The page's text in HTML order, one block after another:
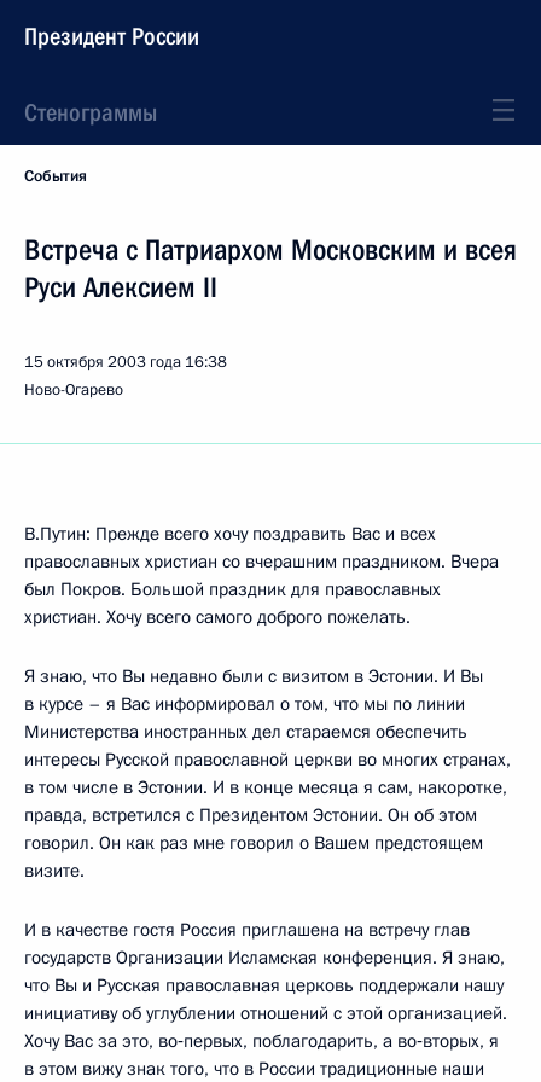
Президент России
Стенограммы
События
Встреча с Патриархом Московским и всея
Руси Алексием II
15 октября 2003 года 16:38
Ново-Огарево
В.Путин: Прежде всего хочу поздравить Вас и всех
православных христиан со вчерашним праздником. Вчера
был Покров. Большой праздник для православных
христиан. Хочу всего самого доброго пожелать.
Я знаю, что Вы недавно были с визитом в Эстонии. И Вы
в курсе – я Вас информировал о том, что мы по линии
Министерства иностранных дел стараемся обеспечить
интересы Русской православной церкви во многих странах,
в том числе в Эстонии. И в конце месяца я сам, накоротке,
правда, встретился с Президентом Эстонии. Он об этом
говорил. Он как раз мне говорил о Вашем предстоящем
визите.
И в качестве гостя Россия приглашена на встречу глав
государств Организации Исламская конференция. Я знаю,
что Вы и Русская православная церковь поддержали нашу
инициативу об углублении отношений с этой организацией.
Хочу Вас за это, во‑первых, поблагодарить, а во‑вторых, я
в этом вижу знак того, что в России традиционные наши